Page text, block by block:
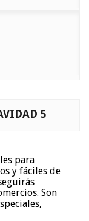
5
para
y fáciles de
Son